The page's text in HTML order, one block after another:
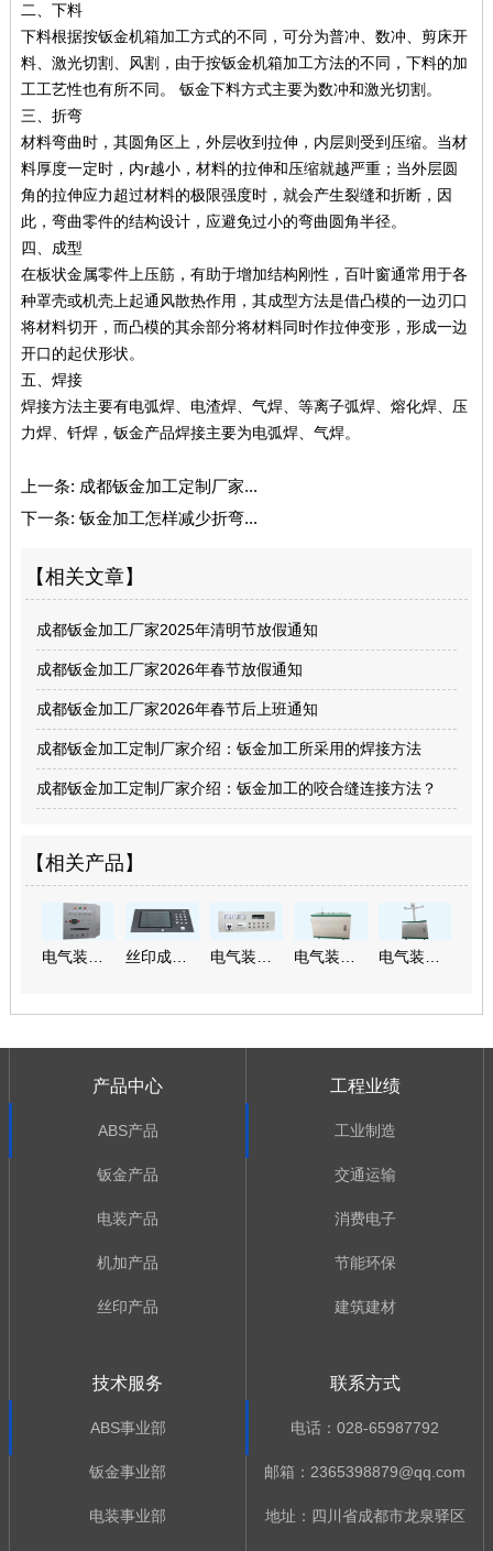
二、下料
下料根据按钣金机箱加工方式的不同，可分为普冲、数冲、剪床开
料、激光切割、风割，由于按钣金机箱加工方法的不同，下料的加
工工艺性也有所不同。 钣金下料方式主要为数冲和激光切割。
三、折弯
材料弯曲时，其圆角区上，外层收到拉伸，内层则受到压缩。当材
料厚度一定时，内r越小，材料的拉伸和压缩就越严重；当外层圆
角的拉伸应力超过材料的极限强度时，就会产生裂缝和折断，因
此，弯曲零件的结构设计，应避免过小的弯曲圆角半径。
四、成型
在板状金属零件上压筋，有助于增加结构刚性，百叶窗通常用于各
种罩壳或机壳上起通风散热作用，其成型方法是借凸模的一边刃口
将材料切开，而凸模的其余部分将材料同时作拉伸变形，形成一边
开口的起伏形状。
五、焊接
焊接方法主要有电弧焊、电渣焊、气焊、等离子弧焊、熔化焊、压
力焊、钎焊，钣金产品焊接主要为电弧焊、气焊。
上一条: 成都钣金加工定制厂家...
下一条: 钣金加工怎样减少折弯...
【相关文章】
成都钣金加工厂家2025年清明节放假通知
成都钣金加工厂家2026年春节放假通知
成都钣金加工厂家2026年春节后上班通知
成都钣金加工定制厂家介绍：钣金加工所采用的焊接方法
成都钣金加工定制厂家介绍：钣金加工的咬合缝连接方法？
【相关产品】
产品中心
ABS产品
钣金产品
电装产品
机加产品
丝印产品
工程业绩
工业制造
交通运输
消费电子
节能环保
建筑建材
技术服务
ABS事业部
钣金事业部
电装事业部
联系方式
电话：028-65987792
邮箱：2365398879@qq.com
地址：四川省成都市龙泉驿区